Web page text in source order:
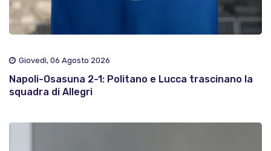
Giovedì, 06 Agosto 2026
Napoli-Osasuna 2-1: Politano e Lucca trascinano la
squadra di Allegri